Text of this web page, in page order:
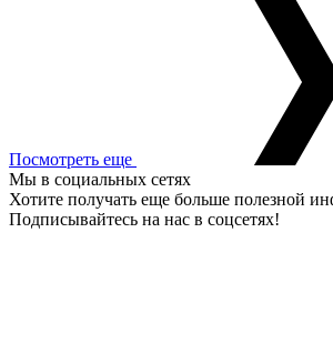
Посмотреть еще
Мы в социальных сетях
Хотите получать еще больше полезной
Подписывайтесь на нас в соцсетях!